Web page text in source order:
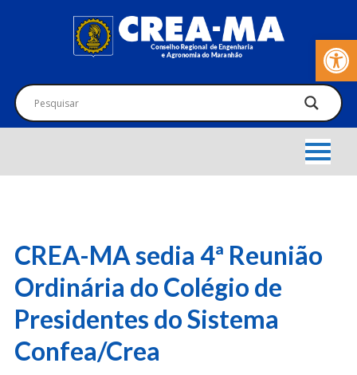
Barra de
CREA-MA sedia 4ª Reunião
Ordinária do Colégio de
Presidentes do Sistema
Confea/Crea